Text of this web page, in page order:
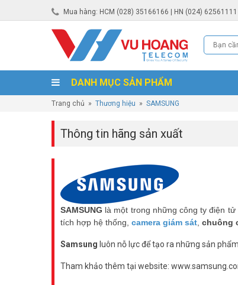
Mua hàng: HCM (028) 35166166 | HN (024) 62561111
DANH MỤC SẢN PHẨM
Trang chủ » Thương hiệu » SAMSUNG
Thông tin hãng sản xuất
SAMSUNG là một trong những công ty điện
tích hợp hệ thống, camera giám sát chuông
Samsung luôn nỗ lực để tạo ra những sản
Tham khảo thêm tại website: